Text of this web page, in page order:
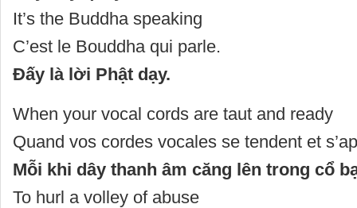
It’s the Buddha speaking
C’est le Bouddha qui parle.
Đấy là lời Phật dạy.
When your vocal cords are taut and ready
Quand vos cordes vocales se tendent et
Mỗi khi dây thanh âm căng lên trong cổ
To hurl a volley of abuse